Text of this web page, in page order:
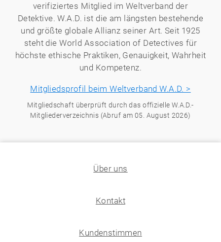
verifiziertes Mitglied im Weltverband der
Detektive. W.A.D. ist die am längsten bestehende
und größte globale Allianz seiner Art. Seit 1925
steht die World Association of Detectives für
höchste ethische Praktiken, Genauigkeit, Wahrheit
und Kompetenz.
Mitgliedsprofil beim Weltverband W.A.D. >
Mitgliedschaft überprüft durch das offizielle W.A.D.-
Mitgliederverzeichnis (Abruf am 05. August 2026)
Über uns
Kontakt
Kundenstimmen